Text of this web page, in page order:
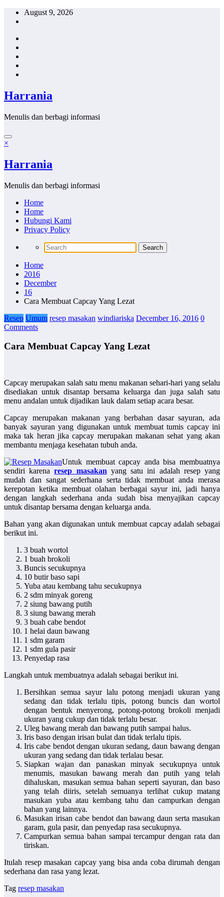
Skip
August 9, 2026
Harrania
Menulis dan berbagi informasi
×
Harrania
Menulis dan berbagi informasi
Home
Home
Hubungi Kami
Privacy Policy
Home
2016
December
16
Cara Membuat Capcay Yang Lezat
Resep Umum resep masakan windiariska December 16, 2016 0
Comments
Cara Membuat Capcay Yang Lezat
Capcay merupakan salah satu menu makanan sehari-hari yang selalu
disediakan untuk disantap bersama keluarga dan juga salah satu
menu andalan untuk dijadikan lauk dalam setiap acara besar.
Capcay merupakan makanan yang berbahan dasar sayuran, ada
banyak sayuran yang digunakan untuk membuat tumis capcay ini
maka tak heran jika capcay merupakan makanan sehat yang akan
membantu menjaga kesehatan tubuh anda.
Untuk membuat capcay anda bisa membuatnya
sendiri karenaresep masakan yang satu ini adalah resep yang
mudah dan sangat sederhana serta tidak membuat anda merasa
kerepotan ketika membuat olahan berbagai sayur ini, jadi hanya
dengan langkah sederhana anda sudah bisa menyajikan capcay
untuk disantap bersama dengan keluarga anda.
Bahan yang akan digunakan untuk membuat capcay adalah sebagai
berikut ini.
3 buah wortol
1 buah brokoli
Buncis secukupnya
10 butir baso sapi
Yuba atau kembang tahu secukupnya
2 sdm minyak goreng
2 siung bawang putih
3 siung bawang merah
3 buah cabe bendot
1 helai daun bawang
1 sdm garam
1 sdm gula pasir
Penyedap rasa
Langkah untuk membuatnya adalah sebagai berikut ini.
Bersihkan semua sayur lalu potong menjadi ukuran yang
sedang dan tidak terlalu tipis, potong buncis dan wortol
dengan bentuk menyerong, potong-potong brokoli menjadi
ukuran yang cukup dan tidak terlalu besar.
Uleg bawang merah dan bawang putih sampai halus.
Iris baso dengan irisan bulat dan tidak terlalu tipis.
Iris cabe bendot dengan ukuran sedang, daun bawang dengan
ukuran yang sedang dan tidak terlalau besar.
Siapkan wajan dan panaskan minyak secukupnya untuk
menumis, masukan bawang merah dan putih yang telah
dihaluskan, masukan semua bahan seperti sayuran, dan baso
yang telah diiris, setelah semuanya terlihat cukup matang
masukan yuba atau kembang tahu dan campurkan dengan
bahan yang lainnya.
Masukan irisan cabe bendot dan bawang daun serta masukan
garam, gula pasir, dan penyedap rasa secukupnya.
Campurkan semua bahan sampai tercampur dengan rata dan
tiriskan.
Itulah resep masakan capcay yang bisa anda coba dirumah dengan
sederhana dan rasa yang lezat.
Tag resep masakan